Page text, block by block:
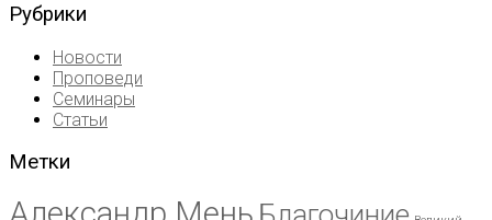
Рубрики
Новости
Проповеди
Семинары
Статьи
Метки